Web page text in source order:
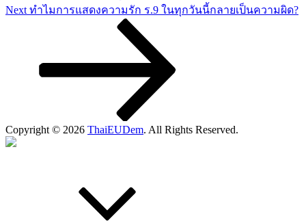
Next
Post
Next ทำไมการแสดงความรัก ร.9 ในทุกวันนี้กลายเป็นความผิด?
Copyright © 2026 ThaiEUDem. All Rights Reserved.